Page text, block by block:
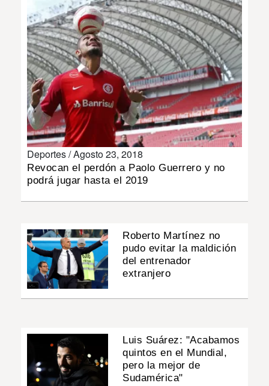
MULTIMEDIA
IMPRESO
Deportes /Agosto 23, 2018
Revocan el perdón a Paolo Guerrero y no
podrá jugar hasta el 2019
Roberto Martínez no
pudo evitar la maldición
del entrenador
extranjero
Luis Suárez: "Acabamos
quintos en el Mundial,
pero la mejor de
Sudamérica"